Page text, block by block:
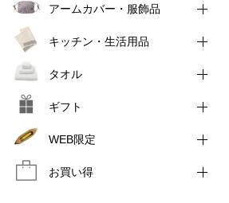
アームカバー・服飾品
キッチン・生活用品
タオル
ギフト
WEB限定
お買い得